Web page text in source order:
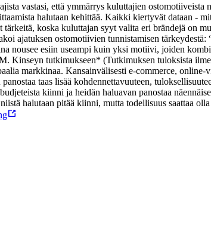
vastasi, että ymmärrys kuluttajien ostomotiiveista
halutaan kehittää. Kaikki kiertyvät dataan -
koska kuluttajan syyt valita eri brändejä on
ajatuksen ostomotiivien tunnistamisen tärkeydestä:
nousee esiin useampi kuin yksi motiivi, joiden
Kinseyn tutkimukseen* (Tutkimuksen tuloksista
markkinaa. Kansainvälisesti e-commerce, online-
taas lisää kohdennettavuuteen,
kiinni ja heidän haluavan panostaa
halutaan pitää kiinni, mutta todellisuus saattaa